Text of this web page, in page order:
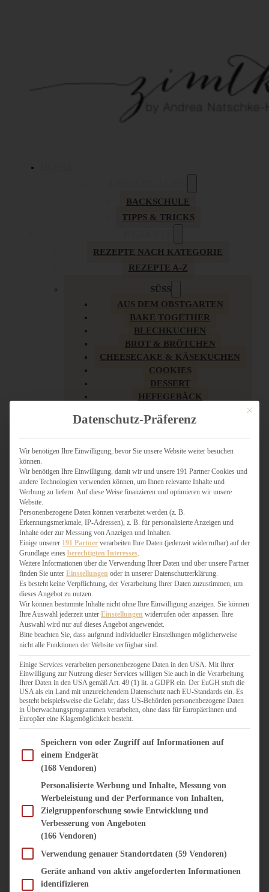
BACKSCHULE
TIPPS & TRICKS
REZEPTE NACH KATEGORIE
REZEPTE A-Z
SÜSS
AUS DEM OBSTGARTEN
BAKE TOGETHER
BLECHKUCHEN
BROT & BRÖTCHEN
CHEESECAKE & KÄSEKUCHEN
COOKIES
DESSERT
HEFEGEBÄCK
KUCHEN
LOW CARB & GESÜNDER
MY AMERICAN BAKERY
SCHOKOLADIGES
SÜSSES HAUPTGERICHT
TÖRTCHEN
VEGAN SÜSS
WEIHNACHTSBÄCKEREI
HERZHAFT
BURGER & SANDWICHES
FIX AUF DEM TISCH
FLEISCH & FISCH
GRILLEN / BARBECUE
HERZHAFTES BACKEN
ONE-POT-GERICHTE
PASTA & NUDELGERICHTE
PIZZA, TARTES & QUICHES
REIS & RISOTTO
SALATE & SNACKS
SUPPENKASPEREIEN
VORSPEISEN
SÜSS & HERZHAFT
BROTAUFSTRICH
DIPS, SAUCEN, CHUTNEYS
KÜCHENGESCHENKE
Mit
Datenschutz-Präferenz
Wir benötigen Ihre Einwilligung, bevor Sie unsere Website weiter besuchen
können.
Wir benötigen Ihre Einwilligung, damit wir und unsere 191 Partner Cookies und
andere Technologien verwenden können, um Ihnen relevante Inhalte und
Werbung zu liefern. Auf diese Weise finanzieren und optimieren wir unsere
Website.
Personenbezogene Daten können verarbeitet werden (z. B.
Erkennungsmerkmale, IP-Adressen), z. B. für personalisierte Anzeigen und
Inhalte oder zur Messung von Anzeigen und Inhalten.
Einige unserer 191 Partner verarbeiten Ihre Daten (jederzeit widerrufbar) auf der
Grundlage eines berechtigten Interesses
Weitere Informationen über die Verwendung Ihrer Daten und über unsere Partner
finden Sie unter Einstellungen oder in unserer Datenschutzerklärung.
Es besteht keine Verpflichtung, der Verarbeitung Ihrer Daten zuzustimmen, um
dieses Angebot zu nutzen.
Wir können bestimmte Inhalte nicht ohne Ihre Einwilligung anzeigen. Sie können
Ihre Auswahl jederzeit unter Einstellungen widerrufen oder anpassen. Ihre
Auswahl wird nur auf dieses Angebot angewendet.
Bitte beachten Sie, dass aufgrund individueller Einstellungen möglicherweise
nicht alle Funktionen der Website verfügbar sind.
Einige Services verarbeiten personenbezogene Daten in den USA. Mit Ihrer
Einwilligung zur Nutzung dieser Services willigen Sie auch in die Verarbeitung
Ihrer Daten in den USA gemäß Art. 49 (1) lit. a GDPR ein. Der EuGH stuft die
USA als ein Land mit unzureichendem Datenschutz nach EU-Standards ein. Es
besteht beispielsweise die Gefahr, dass US-Behörden personenbezogene Daten
in Überwachungsprogrammen verarbeiten, ohne dass für Europäerinnen und
Europäer eine Klagemöglichkeit besteht.
Im Folgenden finden Sie eine Liste der Zwecke des IAB Transparency and Consent
Speichern von oder Zugriff auf Informationen auf
einem Endgerät
(168 Vendoren)
Personalisierte Werbung und Inhalte, Messung von
Werbeleistung und der Performance von Inhalten,
Zielgruppenforschung sowie Entwicklung und
Verbesserung von Angeboten
(166 Vendoren)
Verwendung genauer Standortdaten (59 Vendoren)
Geräte anhand von aktiv angeforderten Informationen
identifizieren